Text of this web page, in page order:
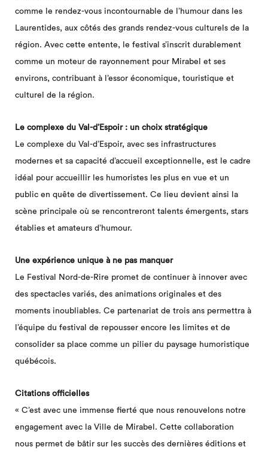
comme le rendez-vous incontournable de l’humour dans les
Laurentides, aux côtés des grands rendez-vous culturels de la
région. Avec cette entente, le festival s’inscrit durablement
comme un moteur de rayonnement pour Mirabel et ses
environs, contribuant à l’essor économique, touristique et
culturel de la région.
Le complexe du Val-d’Espoir : un choix stratégique
Le complexe du Val-d’Espoir, avec ses infrastructures
modernes et sa capacité d’accueil exceptionnelle, est le cadre
idéal pour accueillir les humoristes les plus en vue et un
public en quête de divertissement. Ce lieu devient ainsi la
scène principale où se rencontreront talents émergents, stars
établies et amateurs d’humour.
Une expérience unique à ne pas manquer
Le Festival Nord-de-Rire promet de continuer à innover avec
des spectacles variés, des animations originales et des
moments inoubliables. Ce partenariat de trois ans permettra à
l’équipe du festival de repousser encore les limites et de
consolider sa place comme un pilier du paysage humoristique
québécois.
Citations officielles
« C’est avec une immense fierté que nous renouvelons notre
engagement avec la Ville de Mirabel. Cette collaboration
nous permet de bâtir sur les succès des dernières éditions et